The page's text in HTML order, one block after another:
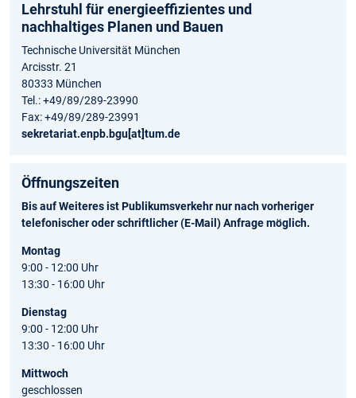
Lehrstuhl für energieeffizientes und
nachhaltiges Planen und Bauen
Technische Universität München
Arcisstr. 21
80333 München
Tel.: +49/89/289-23990
Fax: +49/89/289-23991
sekretariat.enpb.bgu[at]tum.de
Öffnungszeiten
Bis auf Weiteres ist Publikumsverkehr nur nach vorheriger
telefonischer oder schriftlicher (E-Mail) Anfrage möglich.
Montag
9:00 - 12:00 Uhr
13:30 - 16:00 Uhr
Dienstag
9:00 - 12:00 Uhr
13:30 - 16:00 Uhr
Mittwoch
geschlossen